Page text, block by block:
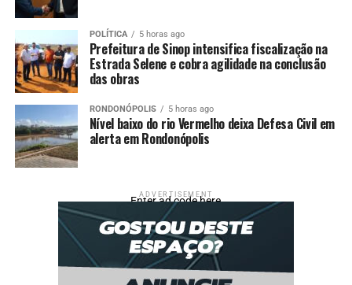
Comentários
RELATED TOPICS: ABRE CUIABÁ CURSOS
DESTAQUE
EXCLUSIVOS
GRATUITOS INSCRIÇÕES
MT
MULHERES PARA
Veja os números da mega-sena sorteados neste sábado
Operação no Rio desarticula esquema de desvio de
combustível
POLÍTICA 5 horas ago
Prefeitura de Sinop intensifica fiscalização na
Estrada Selene e cobra agilidade na conclusão
das obras
RONDONÓPOLIS 5 horas ago
Nível baixo do rio Vermelho deixa Defesa Civil em
alerta em Rondonópolis
ADVERTISEMENT
Enter ad code here